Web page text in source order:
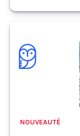
NOUVEAUTÉ